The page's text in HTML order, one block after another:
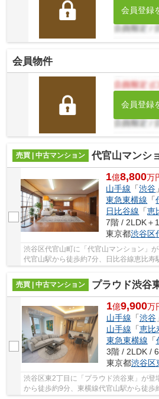
会員登録
会員物件
会員登録
売買 | 中古マンション 代官山マンシ
1億8,800万
山手線 「渋谷
東急東横線 「
日比谷線 「恵
7階 / 2LDK＋
東京都渋谷区
渋谷区代官山町に「代官山マンション」
代官山駅から徒歩約7分、日比谷線恵比寿
売買 | 中古マンション
プラウド渋谷
1億9,900万
山手線 「渋谷
山手線 「恵比
東急東横線 「
3階 / 2LDK /
東京都渋谷区
渋谷区東2丁目に「プラウド渋谷東」が登
から徒歩約9分、東横線代官山駅から徒歩